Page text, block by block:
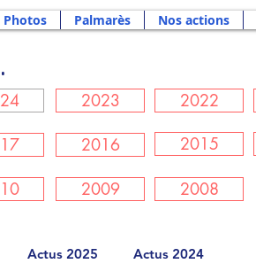
Photos Palmarès Nos actions
2016 2015
2009 2008
2022
2023
Actus 2025 Actus 2024